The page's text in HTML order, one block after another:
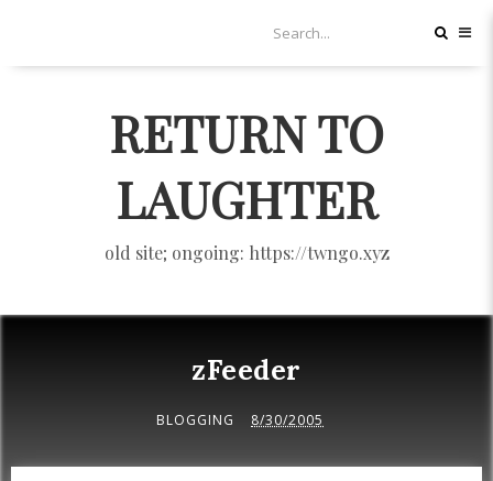
RETURN TO
LAUGHTER
old site; ongoing: https://twngo.xyz
zFeeder
BLOGGING 8/30/2005